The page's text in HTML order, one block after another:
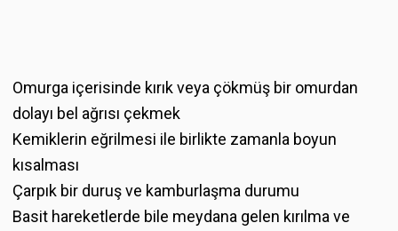
Omurga içerisinde kırık veya çökmüş bir omurdan
dolayı bel ağrısı çekmek
Kemiklerin eğrilmesi ile birlikte zamanla boyun
kısalması
Çarpık bir duruş ve kamburlaşma durumu
Basit hareketlerde bile meydana gelen kırılma ve